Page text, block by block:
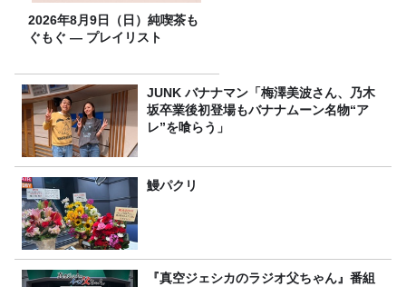
2026年8月9日（日）純喫茶も
ぐもぐ ― プレイリスト
JUNK バナナマン「梅澤美波さん、乃木
坂卒業後初登場もバナナムーン名物“ア
レ”を喰らう」
鰻パクリ
『真空ジェシカのラジオ父ちゃん』番組